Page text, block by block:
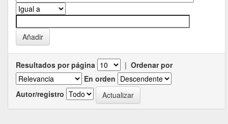
Resultados por página | Ordenar por
En orden
Autor/registro